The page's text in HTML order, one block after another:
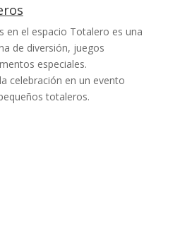
en el espacio Totalero es una
de diversión, juegos
especiales.
celebración en un evento
totaleros.